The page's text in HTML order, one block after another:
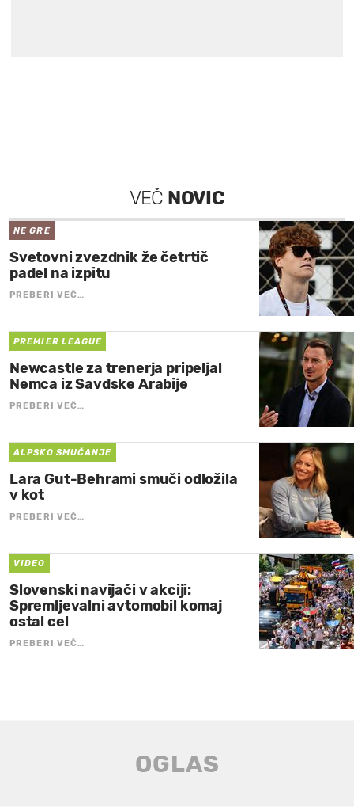
VEČ NOVIC
NE GRE
Svetovni zvezdnik že četrtič
padel na izpitu
PREBERI VEČ…
PREMIER LEAGUE
Newcastle za trenerja pripeljal
Nemca iz Savdske Arabije
PREBERI VEČ…
ALPSKO SMUČANJE
Lara Gut-Behrami smuči odložila
v kot
PREBERI VEČ…
VIDEO
Slovenski navijači v akciji:
Spremljevalni avtomobil komaj
ostal cel
PREBERI VEČ…